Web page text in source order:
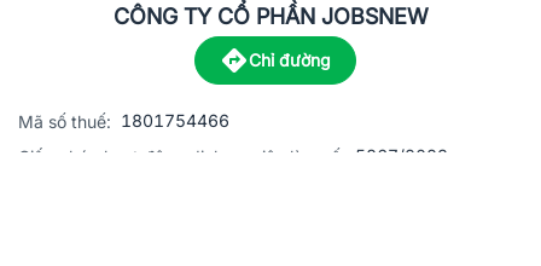
CÔNG TY CỔ PHẦN JOBSNEW
Chỉ đường
Mã số thuế: 1801754466
Giấy phép hoạt động dịch vụ việc làm số:
5867/2023